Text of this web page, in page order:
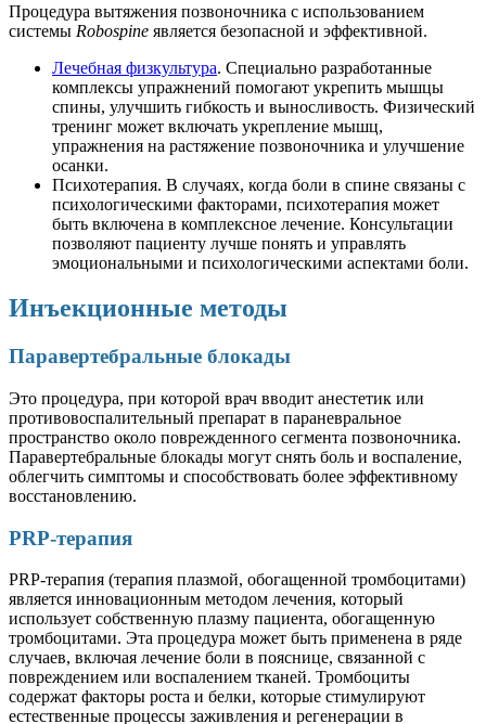
Процедура вытяжения позвоночника с использованием
системы Robospine является безопасной и эффективной.
Лечебная физкультура. Специально разработанные
комплексы упражнений помогают укрепить мышцы
спины, улучшить гибкость и выносливость. Физический
тренинг может включать укрепление мышц,
упражнения на растяжение позвоночника и улучшение
осанки.
Психотерапия. В случаях, когда боли в спине связаны с
психологическими факторами, психотерапия может
быть включена в комплексное лечение. Консультации
позволяют пациенту лучше понять и управлять
эмоциональными и психологическими аспектами боли.
Инъекционные методы
Паравертебральные блокады
Это процедура, при которой врач вводит анестетик или
противовоспалительный препарат в параневральное
пространство около поврежденного сегмента позвоночника.
Паравертебральные блокады могут снять боль и воспаление,
облегчить симптомы и способствовать более эффективному
восстановлению.
PRP-терапия
PRP-терапия (терапия плазмой, обогащенной тромбоцитами)
является инновационным методом лечения, который
использует собственную плазму пациента, обогащенную
тромбоцитами. Эта процедура может быть применена в ряде
случаев, включая лечение боли в пояснице, связанной с
повреждением или воспалением тканей. Тромбоциты
содержат факторы роста и белки, которые стимулируют
естественные процессы заживления и регенерации в